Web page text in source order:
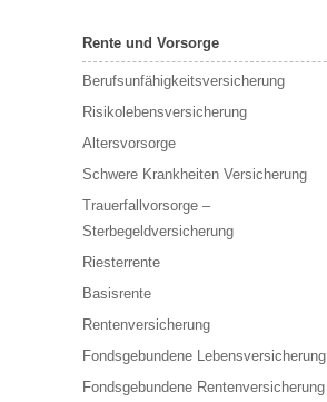
Rente und Vorsorge
Berufs­unfähigkeitsversicherung
Risikolebensversicherung
Altersvorsorge
Schwere Krankheiten Versicherung
Trauerfallvorsorge –
Sterbegeldversicherung
Riesterrente
Basisrente
Rentenversicherung
Fondsgebundene Lebensversicherung
Fondsgebundene Rentenversicherung